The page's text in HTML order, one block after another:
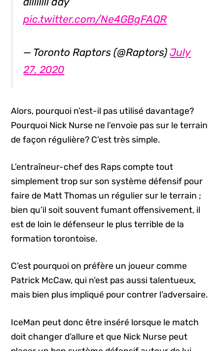
pic.twitter.com/Ne4GBgFAQR
— Toronto Raptors (@Raptors)July
27, 2020
Alors, pourquoi n’est-il pas utilisé davantage?
Pourquoi Nick Nurse ne l’envoie pas sur le terrain
de façon régulière? C’est très simple.
L’entraîneur-chef des Raps compte tout
simplement trop sur son système défensif pour
faire de Matt Thomas un régulier sur le terrain ;
bien qu’il soit souvent fumant offensivement, il
est de loin le défenseur le plus terrible de la
formation torontoise.
C’est pourquoi on préfère un joueur comme
Patrick McCaw, qui n’est pas aussi talentueux,
mais bien plus impliqué pour contrer l’adversaire.
IceMan peut donc être inséré lorsque le match
doit changer d’allure et que Nick Nurse peut